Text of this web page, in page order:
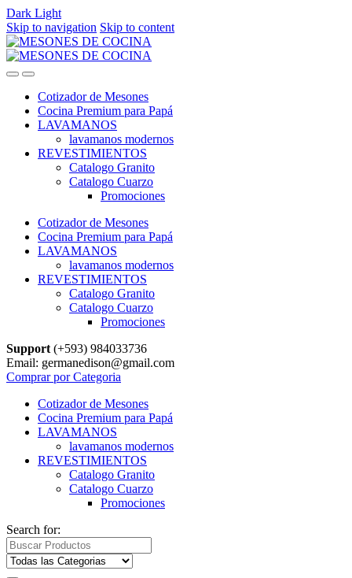
Dark Light
Skip to navigation Skip to content
Cotizador de Mesones
Cocina Premium para Papá
LAVAMANOS
lavamanos modernos
REVESTIMIENTOS
Catalogo Granito
Catalogo Cuarzo
Promociones
Cotizador de Mesones
Cocina Premium para Papá
LAVAMANOS
lavamanos modernos
REVESTIMIENTOS
Catalogo Granito
Catalogo Cuarzo
Promociones
Support (+593) 984033736
Email: germanedison@gmail.com
Comprar por Categoria
Cotizador de Mesones
Cocina Premium para Papá
LAVAMANOS
lavamanos modernos
REVESTIMIENTOS
Catalogo Granito
Catalogo Cuarzo
Promociones
Search for: